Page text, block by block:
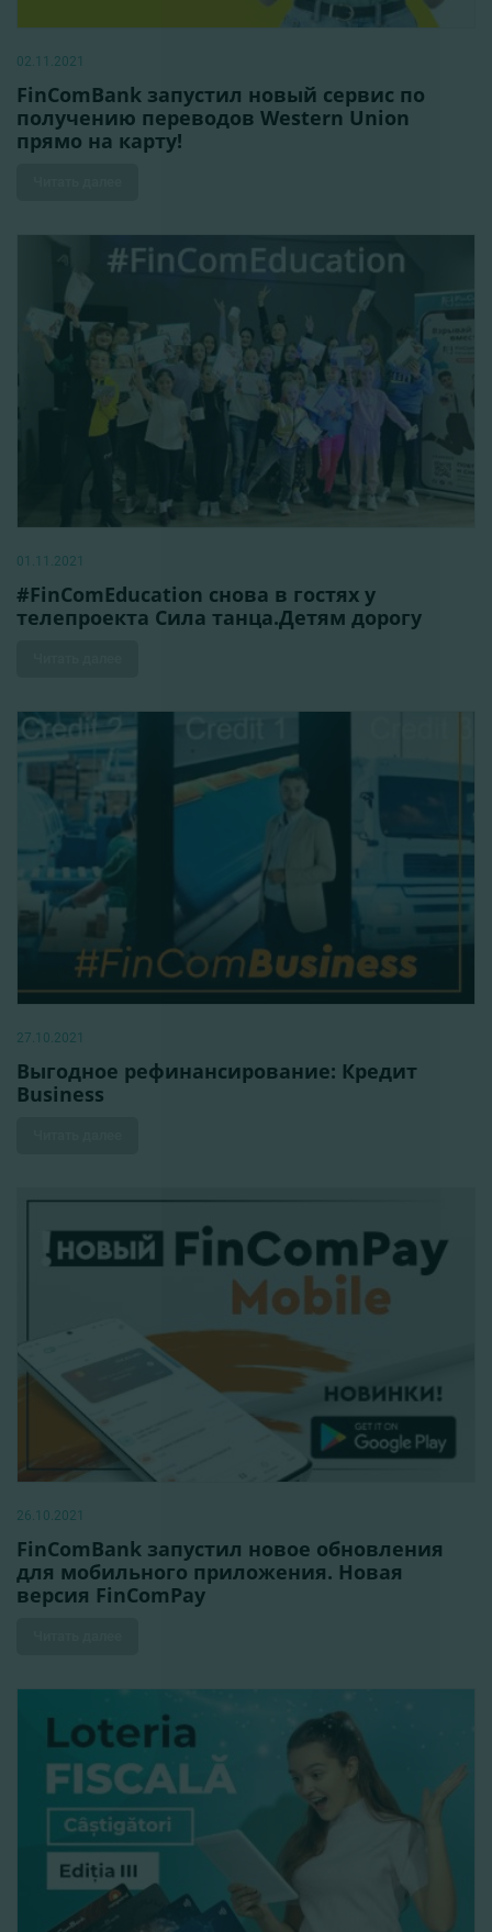
02.11.2021
FinComBank запустил новый сервис по
получению переводов Western Union
прямо на карту!
01.11.2021
#FinComEducation снова в гостях у
телепроекта Сила танца.Детям дорогу
27.10.2021
Выгодное рефинансирование: Кредит
Business
26.10.2021
FinComBank запустил новое обновления
для мобильного приложения. Новая
версия FinComPay